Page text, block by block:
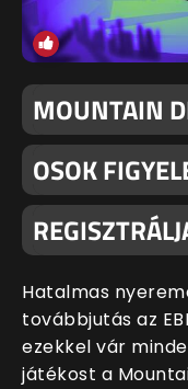
MOUNTAIN
OSOK
Hatalmas
továbbjutás az
ezekkel vár
játékost a